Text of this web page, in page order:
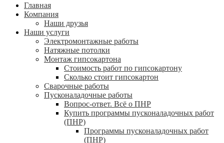
Главная
Компания
Наши друзья
Наши услуги
Электромонтажные работы
Натяжные потолки
Монтаж гипсокартона
Стоимость работ по гипсокартону
Сколько стоит гипсокартон
Сварочные работы
Пусконаладочные работы
Вопрос-ответ. Всё о ПНР
Купить программы пусконаладочных работ
(ПНР)
Программы пусконаладочных работ
(ПНР)